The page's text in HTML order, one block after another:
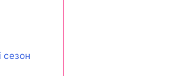
сезон